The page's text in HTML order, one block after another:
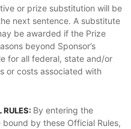
or prize substitution will be
next sentence. A substitute
be awarded if the Prize
beyond Sponsor’s
for all federal, state and/or
or costs associated with
By entering the
by these Official Rules,